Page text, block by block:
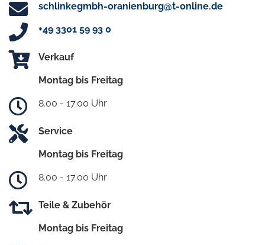
schlinkegmbh-oranienburg@t-online.de
+49 3301 59 93 0
Verkauf
Montag bis Freitag
8.00 - 17.00 Uhr
Service
Montag bis Freitag
8.00 - 17.00 Uhr
Teile & Zubehör
Montag bis Freitag